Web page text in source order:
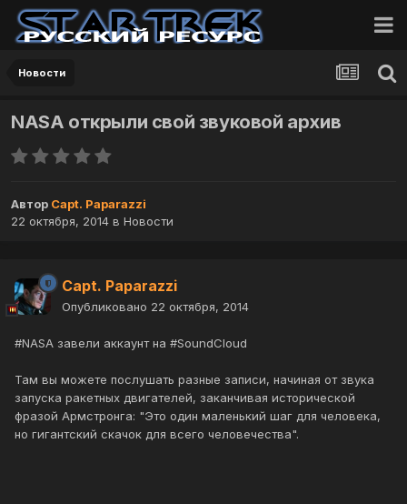
Новости
NASA открыли свой звуковой архив
Автор Capt. Paparazzi
22 октября, 2014 в Новости
Capt. Paparazzi
Опубликовано 22 октября, 2014
#NASA завели аккаунт на #SoundCloud
Там вы можете послушать разные записи, начиная от звука
запуска ракетных двигателей, заканчивая исторической
фразой Армстронга: "Это один маленький шаг для человека,
но гигантский скачок для всего человечества".